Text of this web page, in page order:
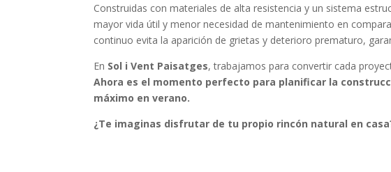
Construidas con materiales de alta resistencia y un sistema
mayor vida útil y menor necesidad de mantenimiento en
continuo evita la aparición de grietas y deterioro prematuro,
En Sol i Vent Paisatges, trabajamos para convertir cada
Ahora es el momento perfecto para planificar la
máximo en verano.
¿Te imaginas disfrutar de tu propio rincón natural en